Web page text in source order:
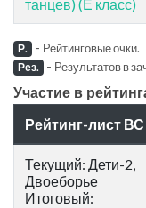
танцев) (Е класс)
Р. - Рейтинговые очки.
Рез. - Результатов в
Участие в
Рейтинг-лист ВС
Текущий: Дети-2,
Двоеборье
Итоговый: